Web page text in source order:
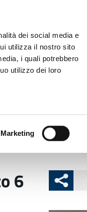
dei social media e
utilizza il nostro sito
i quali potrebbero
utilizzo dei loro
Marketing
6